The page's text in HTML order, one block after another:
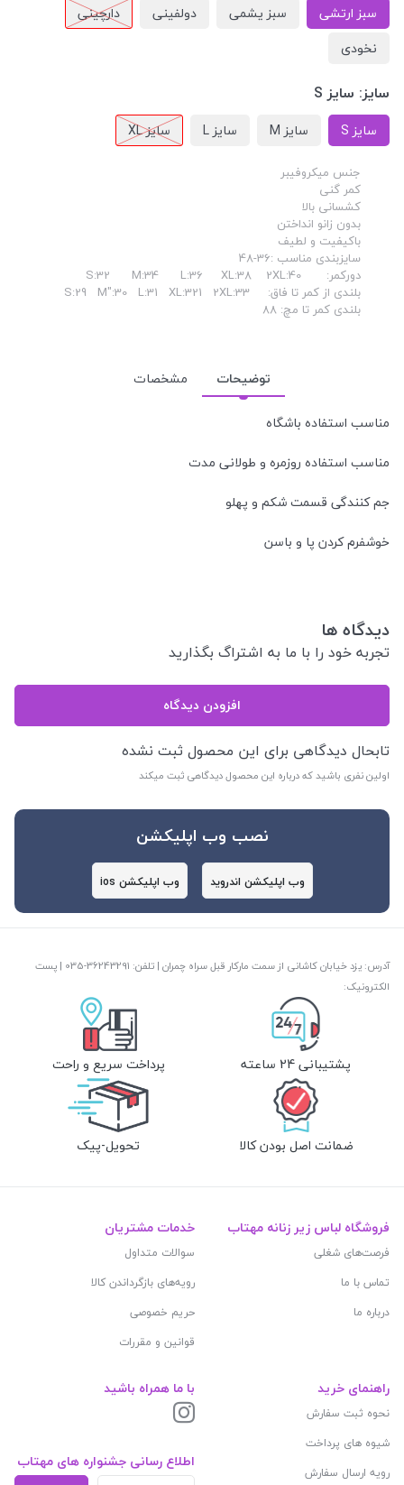
سبز ارتشی
سبز یشمی دولفینی
دارچینی
نخودی
سایز: سایز S
سایز S سایز M سایز L سایز XL
جنس میکروفیبر
کمر گنی
کشسانی بالا
بدون زانو انداختن
باکیفیت و لطیف
سایزبندی مناسب :36-48
دورکمر: S:32 M:34 L:36 XL:38 2XL:40
بلندی از کمر تا فاق: S:29 M":30 L:31 XL:321 2XL:33
بلندی کمر تا مچ: 88
توضیحات
مشخصات
مناسب استفاده باشگاه
مناسب استفاده روزمره و طولانی مدت
جم کنندگی قسمت شکم و پهلو
خوشفرم کردن پا و باسن
دیدگاه ها
تجربه خود را با ما به اشتراگ بگذارید
افزودن دیدگاه
تابحال دیدگاهی برای این محصول ثبت نشده
اولین نفری باشید که درباره این محصول دیدگاهی ثبت میکند
نصب وب اپلیکشن
وب اپلیکشن اندروید وب اپلیکشن ios
آدرس: یزد خیابان کاشانی از سمت مارکار قبل سراه چمران | تلفن: ‎035-36243291 | پست
الکترونیک:
پشتیبانی 24 ساعته پرداخت سریع و راحت
ضمانت اصل بودن کالا تحویل-پیک
فروشگاه لباس زیر زنانه مهتاب
فرصت‌های شغلی
تماس با ما
درباره ما
خدمات مشتریان
سوالات متداول
رویه‌های بازگرداندن کالا
حریم خصوصی
قوانین و مقررات
راهنمای خرید
نحوه ثبت سفارش
شیوه های پرداخت
رویه ارسال سفارش
با ما همراه باشید
اطلاع رسانی جشنواره های مهتاب